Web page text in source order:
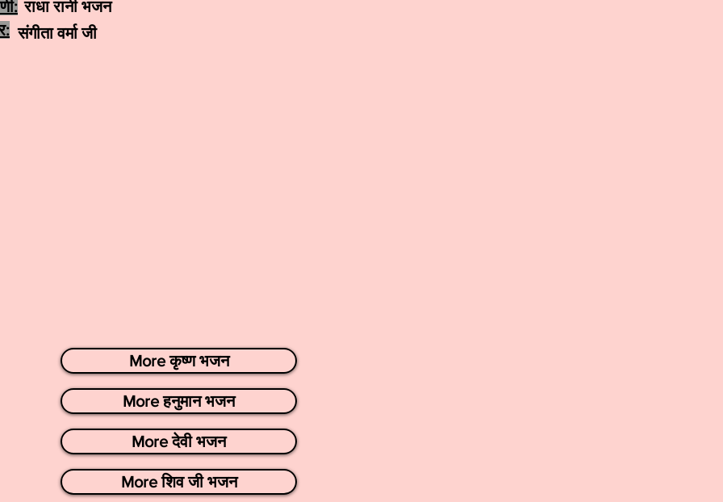
राधा रानी भजन
संगीता वर्मा जी
More कृष्ण भजन
More हनुमान भजन
More देवी भजन
More शिव जी भजन